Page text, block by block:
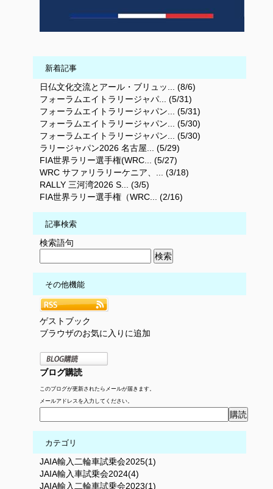
新着記事
日仏文化交流とアール・ブリュッ... (8/6)
フォーラムエイトラリージャパ... (5/31)
フォーラムエイトラリージャパン... (5/31)
フォーラムエイトラリージャパン... (5/30)
フォーラムエイトラリージャパン... (5/30)
ラリージャパン2026 名古屋... (5/29)
FIA世界ラリー選手権(WRC... (5/27)
WRC サファリラリーケニア、... (3/18)
RALLY 三河湾2026 S... (3/5)
FIA世界ラリー選手権（WRC... (2/16)
記事検索
検索語句
その他機能
ゲストブック
ブラウザのお気に入りに追加
ブログ購読
このブログが更新されたらメールが届きます。
メールアドレスを入力してください。
カテゴリ
JAIA輸入二輪車試乗会2025(1)
JAIA輸入車試乗会2024(4)
JAIA輸入二輪車試乗会2023(1)